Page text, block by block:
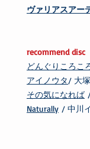
ヴァリアスアー
recommend disc
どんぐりころこ
アイノウタ/ 大
その気になれば/
Naturally / 中川